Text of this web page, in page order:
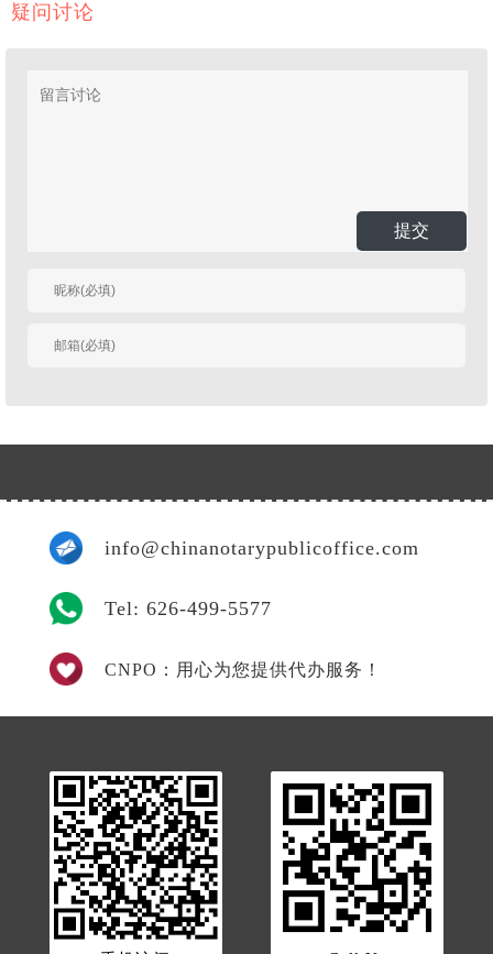
疑问讨论
有人回复时邮件通知
我
提交
info@chinanotarypublicoffice.com
Tel: 626-499-5577
CNPO：用心为您提供代办服务！